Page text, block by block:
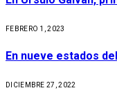
FEBRERO 1, 2023
En nueve estados
DICIEMBRE 27, 2022